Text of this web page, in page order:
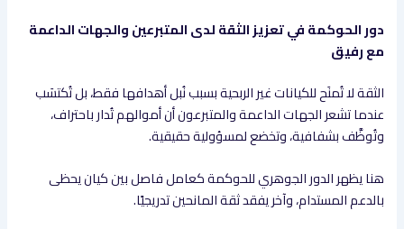
دور الحوكمة في تعزيز الثقة لدى المتبرعين والجهات الداعمة
مع رفيق
الثقة لا تُمنَح للكيانات غير الربحية بسبب نُبل أهدافها فقط، بل تُكتسَب
عندما تشعر الجهات الداعمة والمتبرعون أن أموالهم تُدار باحتراف،
وتُوظَّف بشفافية، وتخضع لمسؤولية حقيقية.
هنا يظهر الدور الجوهري للحوكمة كعامل فاصل بين كيان يحظى
بالدعم المستدام، وآخر يفقد ثقة المانحين تدريجيًا.